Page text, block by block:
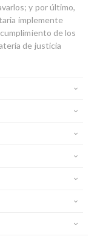
y por último,
implemente
de los
de justicia